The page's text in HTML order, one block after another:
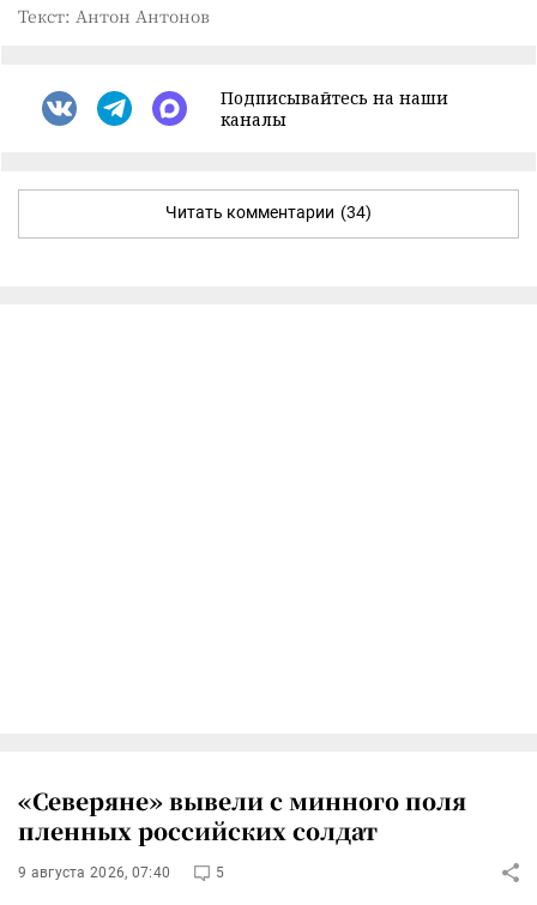
Текст: Антон Антонов
Подписывайтесь на наши
каналы
Читать комментарии (34)
«Северяне» вывели с минного поля
пленных российских солдат
9 августа 2026, 07:40 5